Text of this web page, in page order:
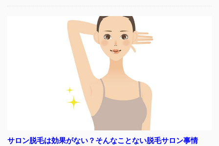
サロン脱毛は効果がない？そんなことない脱毛サロン事情